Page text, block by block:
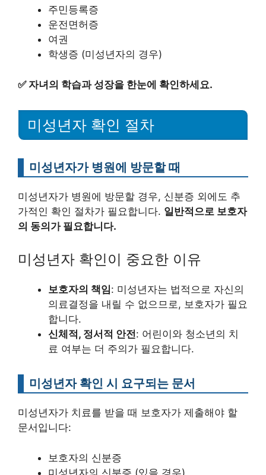
주민등록증
운전면허증
여권
학생증 (미성년자의 경우)
✅ 자녀의 학습과 성장을 한눈에 확인하세요.
미성년자 확인 절차
미성년자가 병원에 방문할 때
미성년자가 병원에 방문할 경우, 신분증 외에도 추
가적인 확인 절차가 필요합니다. 일반적으로 보호자
의 동의가 필요합니다.
미성년자 확인이 중요한 이유
보호자의 책임: 미성년자는 법적으로 자신의
의료결정을 내릴 수 없으므로, 보호자가 필요
합니다.
신체적, 정서적 안전: 어린이와 청소년의 치
료 여부는 더 주의가 필요합니다.
미성년자 확인 시 요구되는 문서
미성년자가 치료를 받을 때 보호자가 제출해야 할
문서입니다:
보호자의 신분증
미성년자의 신분증 (있을 경우)